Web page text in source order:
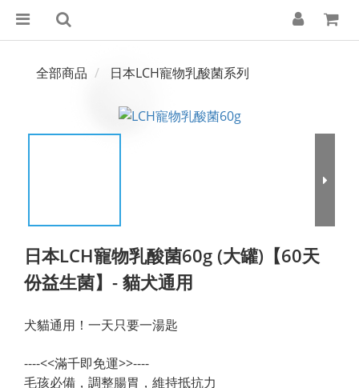
全部商品 日本LCH寵物乳酸菌系列
日本LCH寵物乳酸菌60g (大罐)【60天
份益生菌】- 貓犬通用
犬貓通用！一天只要一湯匙
----<<滿千即免運>>----
毛孩必備，調整腸胃，維持抵抗力